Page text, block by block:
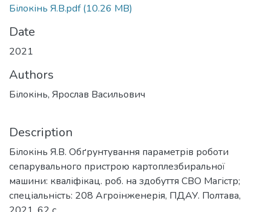
Білокінь Я.В.pdf(10.26 MB)
Date
2021
Authors
Білокінь, Ярослав Васильович
Description
Білокінь Я.В. Обґрунтування параметрів роботи
сепарувального пристрою картоплезбиральної
машини: кваліфікац. роб. на здобуття СВО Магістр;
спеціальність: 208 Агроінженерія, ПДАУ. Полтава,